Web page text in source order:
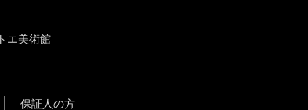
エ美術館
保証人の方